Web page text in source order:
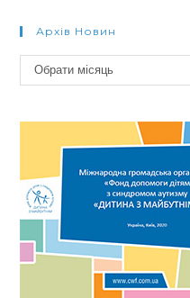
Архів Новин
Архів
новин
Обрати місяць